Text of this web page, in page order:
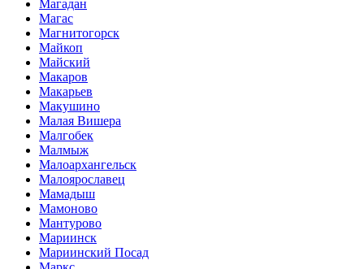
Магадан
Магас
Магнитогорск
Майкоп
Майский
Макаров
Макарьев
Макушино
Малая Вишера
Малгобек
Малмыж
Малоархангельск
Малоярославец
Мамадыш
Мамоново
Мантурово
Мариинск
Мариинский Посад